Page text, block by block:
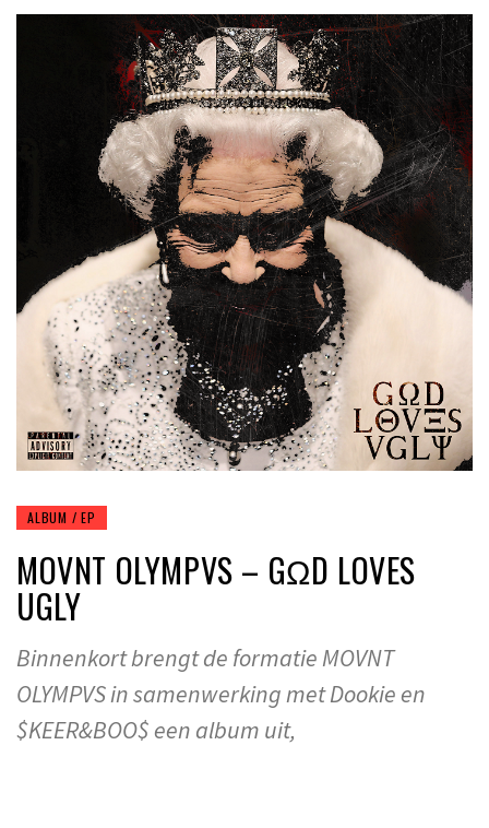
ALBUM / EP
MOVNT OLYMPVS – GΩD LOVES
UGLY
Binnenkort brengt de formatie MOVNT
OLYMPVS in samenwerking met Dookie en
$KEER&BOO$ een album uit,